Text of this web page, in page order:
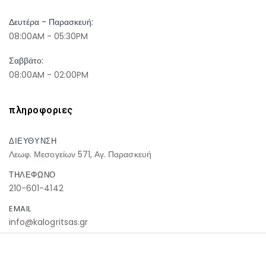
Δευτέρα - Παρασκευή:
08:00AM - 05:30PM
Σαββάτο:
08:00AM - 02:00PM
πληροφοριες
ΔΙΕΥΘΥΝΣΗ
Λεωφ. Μεσογείων 571, Αγ. Παρασκευή
ΤΗΛΕΦΩΝΟ
210-601-4142
EMAIL
info@kalogritsas.gr